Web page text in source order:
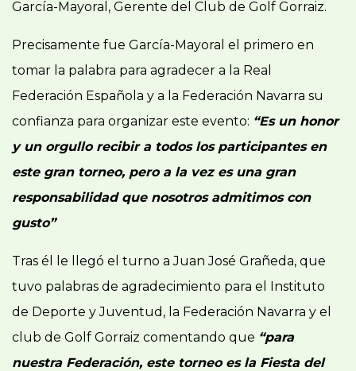
García-Mayoral, Gerente del Club de Golf Gorraiz.
Precisamente fue García-Mayoral el primero en
tomar la palabra para agradecer a la Real
Federación Española y a la Federación Navarra su
confianza para organizar este evento: “Es un honor
y un orgullo recibir a todos los participantes en
este gran torneo, pero a la vez es una gran
responsabilidad que nosotros admitimos con
gusto”
Tras él le llegó el turno a Juan José Grañeda, que
tuvo palabras de agradecimiento para el Instituto
de Deporte y Juventud, la Federación Navarra y el
club de Golf Gorraiz comentando que “para
nuestra Federación, este torneo es la Fiesta del